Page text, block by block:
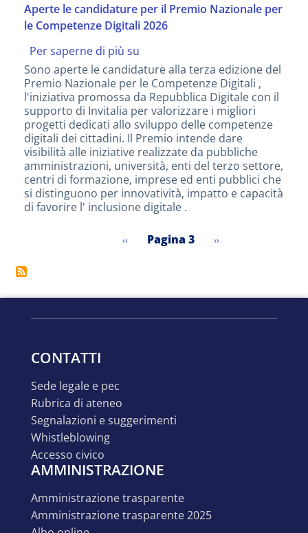
Aperte le candidature per il Premio Nazionale per
le Competenze Digitali 2026
Per saperne di più su
le
candidature
per
il
Premio
Nazionale
per
le
Competenze
Digitali
2026
Sono aperte le candidature alla terza edizione del
Premio Nazionale per le Competenze Digitali ,
l'iniziativa promossa da Repubblica Digitale con il
supporto di Invitalia per valorizzare i migliori
progetti dedicati allo sviluppo delle competenze
digitali dei cittadini. Il Premio intende dare
visibilità alle iniziative realizzate da pubbliche
amministrazioni, università, enti del terzo settore,
centri di formazione, imprese ed enti pubblici che
si distinguono per innovatività, impatto e capacità
di favorire l' inclusione digitale .
Pagina
‹‹ Pagina 3
Pagina
››
CONTATTI
sede legale e pec
rubrica di ateneo
segnalazioni e suggerimenti
whistleblowing
accesso civico
AMMINISTRAZIONE
amministrazione trasparente
amministrazione trasparente 2025